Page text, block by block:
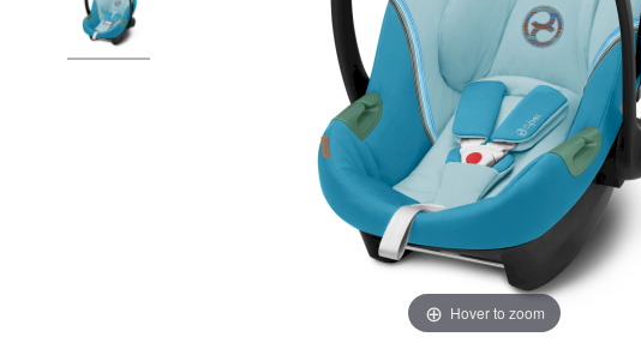
Hover to zoom